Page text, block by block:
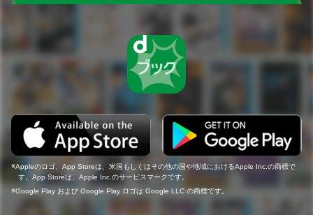
Appleのロゴ、App Storeは、米国もしくはその他の国や地域におけるApple Inc.の商標で
す。App Storeは、Apple Inc.のサービスマークです。
Google Play および Google Play ロゴは Google LLC の商標です。